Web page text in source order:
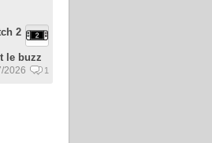
2
le buzz
2026 1